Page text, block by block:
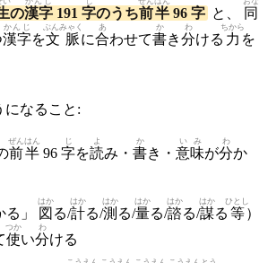
の漢字 191 字のうち前半 96 字 と、 同
漢字
かんじ
を文脈
ぶんみゃく
に合
あ
わせて書
か
き分
わ
ける 力
ちから
を
になること:
前半
ぜんはん
96 字
じ
を読
よ
み・ 書
か
き・ 意味
いみ
が分
わ
か
る」 図
はか
る/計
はか
る/測
はか
る/量
はか
る/諮
はか
る/謀
はか
る 等
ひとし
）
使
つか
い分
わ
ける